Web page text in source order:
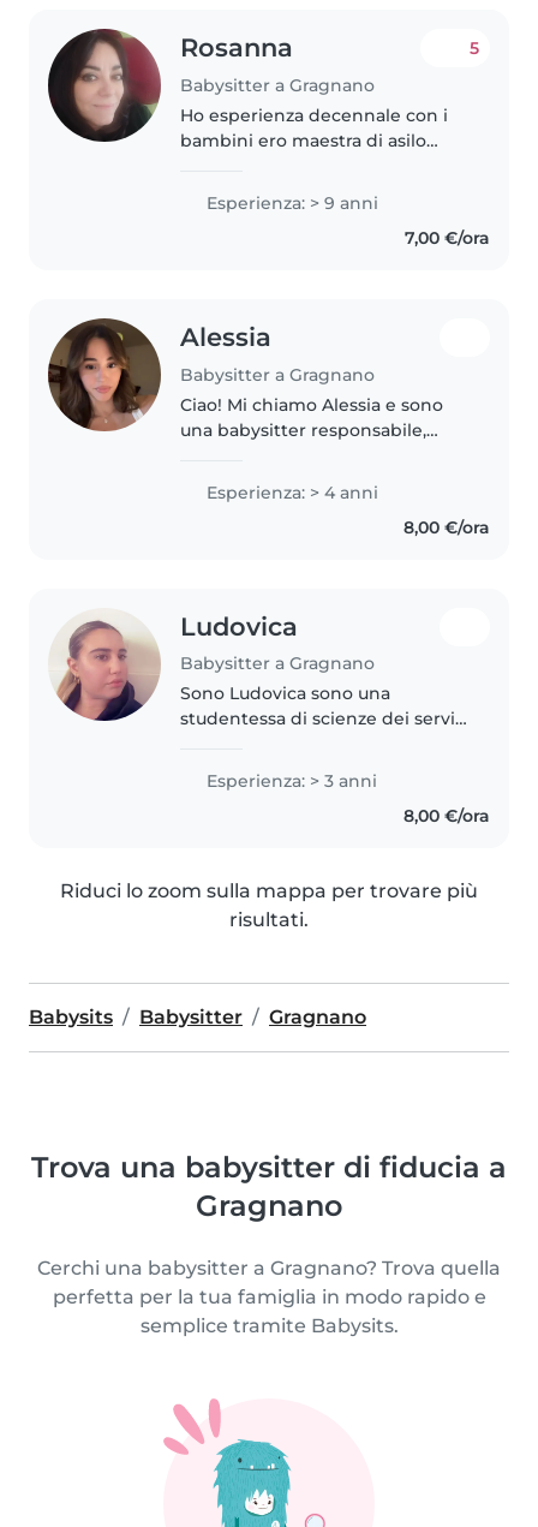
Rosanna
Babysitter a Gragnano
5
Ho esperienza decennale con i
bambini ero maestra di asilo
oramai grandi ,amo stare con i
bambini sono pazoente, dolce,
Esperienza: > 9 anni
7,00 €/ora
Alessia
Babysitter a Gragnano
Ciao! Mi chiamo Alessia e sono
una babysitter responsabile,
prescolare e scolare. Parlo
inglese, italiano e spagnolo..
Esperienza: > 4 anni
8,00 €/ora
Ludovica
Babysitter a Gragnano
Sono Ludovica sono una
studentessa di scienze dei servizi
disponibile anche per cucinare,
aiutare con i compiti, fare alcuni
Esperienza: > 3 anni
8,00 €/ora
Riduci lo zoom sulla mappa per trovare più
risultati.
Babysits Babysitter Gragnano
Trova una babysitter di fiducia a
Gragnano
Cerchi una babysitter a Gragnano? Trova quella
perfetta per la tua famiglia in modo rapido e
semplice tramite Babysits.